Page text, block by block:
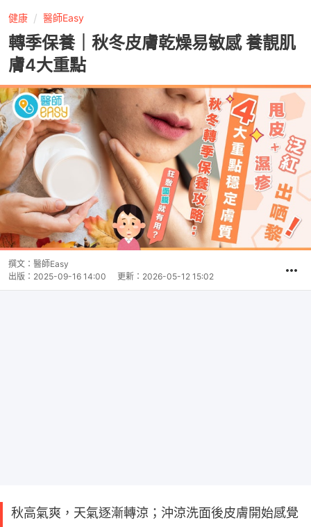
健康 醫師Easy
轉季保養｜秋冬皮膚乾燥易敏感 養靚肌
膚4大重點
撰文： 醫師Easy
出版： 2025-09-16 14:00 更新： 2026-05-12 15:02
秋高氣爽，天氣逐漸轉涼；沖涼洗面後皮膚開始感覺